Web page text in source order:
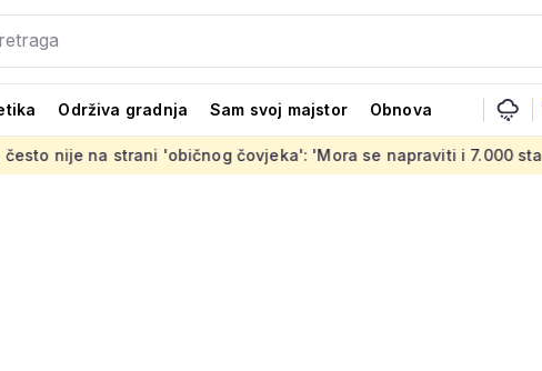
Održiva gradnja Sam svoj majstor Obnova
'običnog čovjeka': 'Mora se napraviti i 7.000 stanova koji su OK'